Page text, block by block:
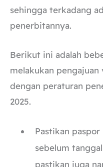
sehingga terkadang
penerbitannya.
Berikut ini adalah
melakukan pengajuan
dengan peraturan
2025.
Pastikan
sebelum
pastikan juga